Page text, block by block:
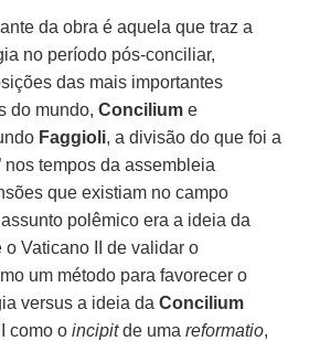
da obra é aquela que traz a
no período pós-conciliar,
das mais importantes
do mundo,Conciliume
Faggioli, a divisão do que foi a
nos tempos da assembleia
que existiam no campo
polêmico era a ideia da
o Vaticano II de validar o
um método para favorecer o
versus a ideia daConcilium
como oincipitde umareformatio,